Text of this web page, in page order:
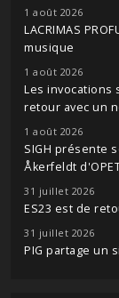
1 août 2026
LACRIMAS
musique
1 août 2026
Les invocations
retour avec un
1 août 2026
SIGH présente
Åkerfeldt
31 juillet 2026
ES23 est de
31 juillet 2026
PIG partage un